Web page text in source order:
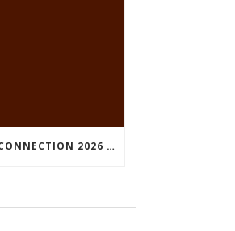
BIOPHYZZA CONNECTION 2026 IN ZARAGOZA: A PUBLIC OUTREACH EVENT ON 26 MARCH WHERE SCIENCE AND PIZZA COME TOGETHER.